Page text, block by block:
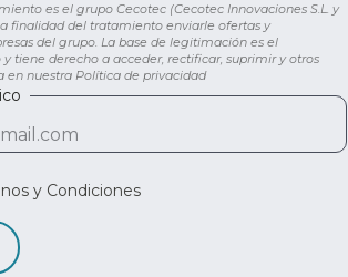
es el grupo Cecotec (Cecotec Innovaciones S.L. y
finalidad del tratamiento enviarle ofertas y
del grupo. La base de legitimación es el
tiene derecho a acceder, rectificar, suprimir y otros
en nuestra Política de privacidad
y Condiciones